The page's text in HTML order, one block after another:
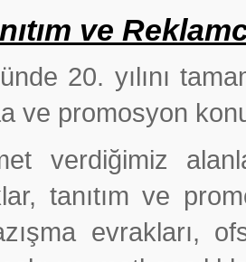
ve
20. yılını
ve promosyon
verdiğimiz
tanıtım ve
evrakları,